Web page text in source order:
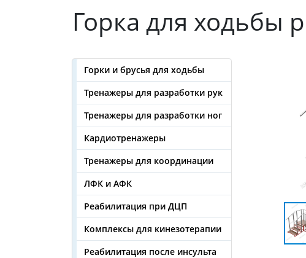
Горка для ходьбы
Горки и брусья для ходьбы
Тренажеры для разработки рук
Тренажеры для разработки ног
Кардиотренажеры
Тренажеры для координации
ЛФК и АФК
Реабилитация при ДЦП
Комплексы для кинезотерапии
Реабилитация после инсульта